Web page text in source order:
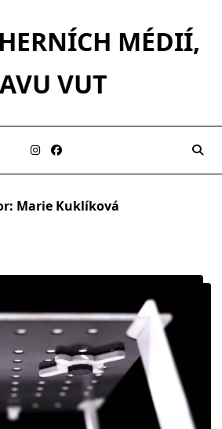
MÉDIÍ,
VUT
Marie Kuklíková